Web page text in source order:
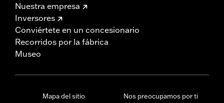
Nuestra empresa
Inversores
Conviértete en un concesionario
Recorridos por la fábrica
Museo
Mapa del sitio
Nos preocupamos por ti